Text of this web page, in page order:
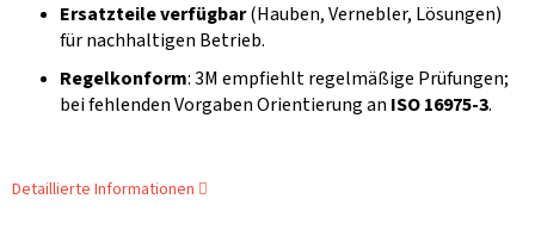
Ersatzteile verfügbar(Hauben, Vernebler, Lösungen)
für nachhaltigen Betrieb.
Regelkonform: 3M empfiehlt regelmäßige Prüfungen;
bei fehlenden Vorgaben Orientierung an ISO 16975-3.
Detaillierte Informationen